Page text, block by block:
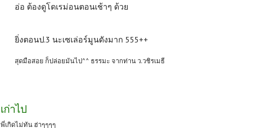
อ่อ ต้องดูโดเรม่อนตอนเช้าๆ ด้วย
ยิ่งตอนป.3 นะเซเล่อร์มูนดังมาก 555++
สุดมือสอย ก็ปล่อยมันไป^^ ธรรมะ จากท่าน ว.วชิรเมธี
เก่าไป
พี่เกิดไม่ทัน ฮ่าๆๆๆๆ